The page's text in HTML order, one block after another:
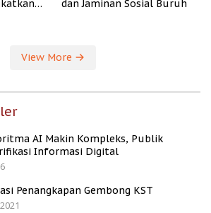
dan Jaminan Sosial Buruh
View More
AI Makin Kompleks, Publik
Informasi Digital
Penangkapan Gembong KST